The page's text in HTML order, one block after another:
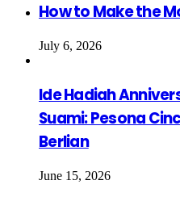
How to Make the
July 6, 2026
Ide Hadiah
Suami: Pesona
Berlian
June 15, 2026